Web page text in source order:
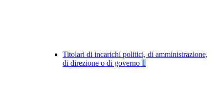
Titolari di incarichi politici, di amministrazione,
di direzione o di governo 1